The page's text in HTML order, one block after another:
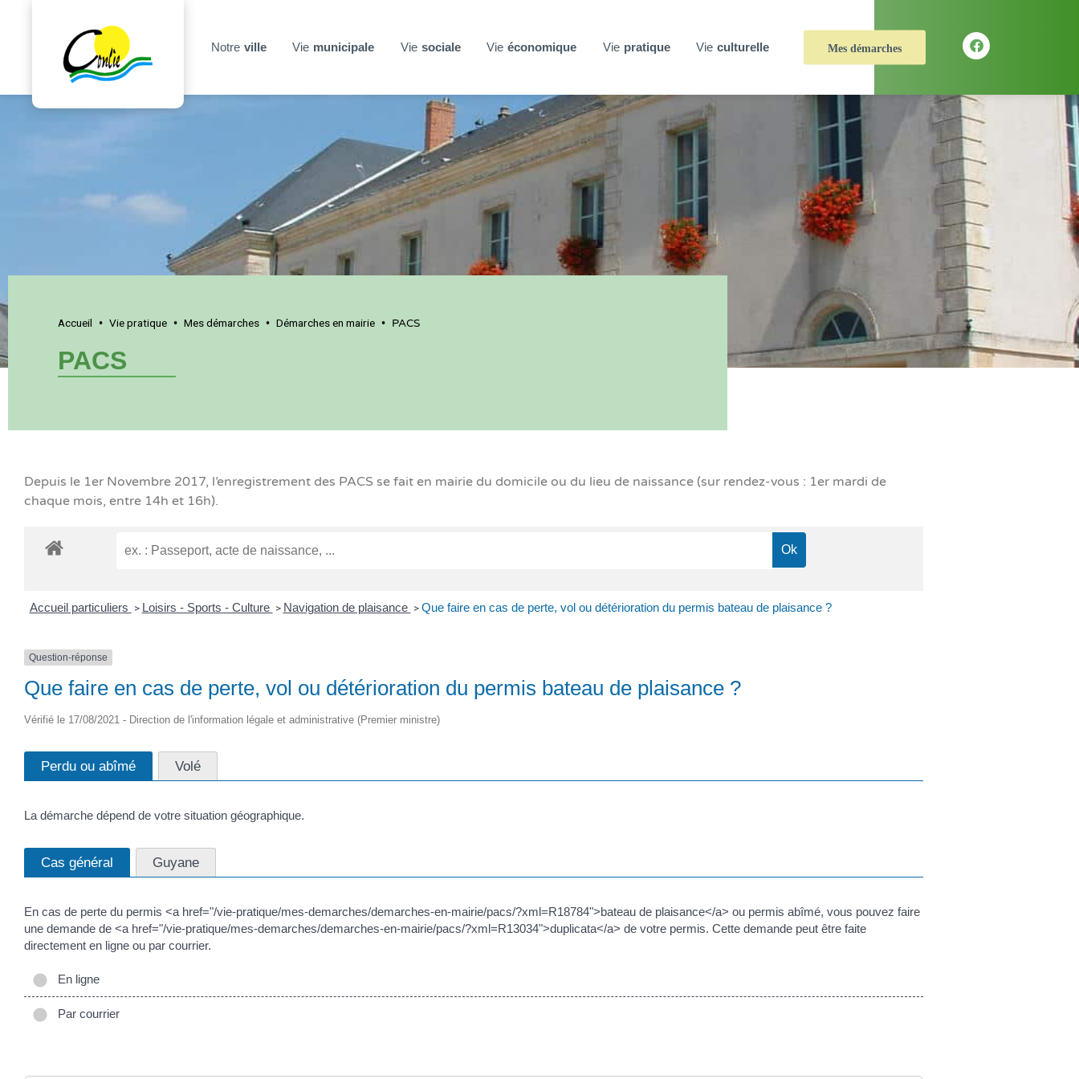
Notre ville Vie municipale Vie sociale Vie économique Vie pratique Vie culturelle Mes démarches
Accueil • Vie pratique • Mes démarches • Démarches en mairie • PACS
PACS
Depuis le 1er Novembre 2017, l’enregistrement des PACS se fait en mairie du domicile ou du lieu de naissance (sur rendez-vous : 1er mardi de
chaque mois, entre 14h et 16h).
Accueil particuliers > Loisirs - Sports - Culture > Navigation de plaisance > Que faire en cas de perte, vol ou détérioration du permis bateau de plaisance ?
Question-réponse
Que faire en cas de perte, vol ou détérioration du permis bateau de plaisance ?
Vérifié le 17/08/2021 - Direction de l'information légale et administrative (Premier ministre)
Perdu ou abîmé Volé
La démarche dépend de votre situation géographique.
Cas général Guyane
En cas de perte du permis <a href="/vie-pratique/mes-demarches/demarches-en-mairie/pacs/?xml=R18784">bateau de plaisance</a> ou permis abîmé, vous pouvez faire
une demande de <a href="/vie-pratique/mes-demarches/demarches-en-mairie/pacs/?xml=R13034">duplicata</a> de votre permis. Cette demande peut être faite
directement en ligne ou par courrier.
En ligne
Par courrier